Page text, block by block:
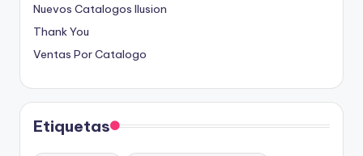
Nuevos Catalogos Ilusion
Thank You
Ventas Por Catalogo
Etiquetas